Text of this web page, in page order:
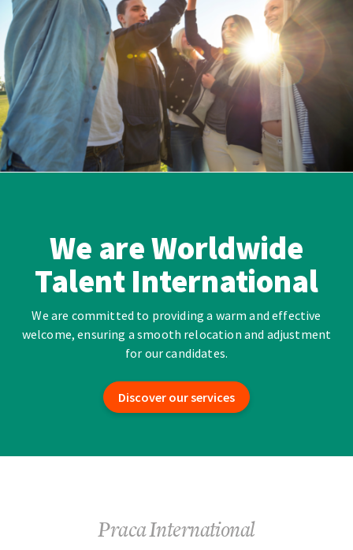
We are Worldwide
Talent International
We are committed to providing a warm and effective
welcome, ensuring a smooth relocation and adjustment
for our candidates.
Discover our services
Praca International